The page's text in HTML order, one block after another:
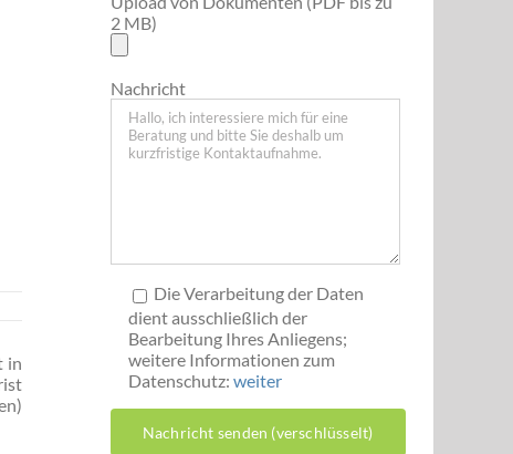
in
2 MB)
Nachricht
Die Verarbeitung der Daten
dient ausschließlich der
Bearbeitung Ihres Anliegens;
weitere Informationen zum
Datenschutz: weiter